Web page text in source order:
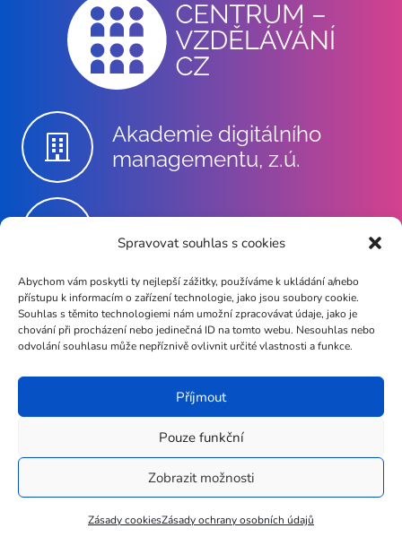
Spravovat souhlas s cookies
Abychom vám poskytli ty nejlepší zážitky, používáme k ukládání a/nebo
přístupu k informacím o zařízení technologie, jako jsou soubory cookie.
Souhlas s těmito technologiemi nám umožní zpracovávat údaje, jako je
chování při procházení nebo jedinečná ID na tomto webu. Nesouhlas nebo
odvolání souhlasu může nepříznivě ovlivnit určité vlastnosti a funkce.
Příjmout
Pouze funkční
Zobrazit možnosti
Zásady cookiesZásady ochrany osobních údajů
Akademie digitálního
managementu, z.ú.
info@akademie-dm.cz
+420 602 735 024
Stupkova 413/1a, 779 00
Olomouc
3egug35